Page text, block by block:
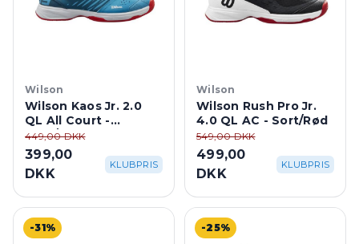
Wilson
Wilson Kaos Jr. 2.0
QL All Court -
Blue/Coral
449,00 DKK
399,00
DKK
KLUBPRIS
Wilson
Wilson Rush Pro Jr.
4.0 QL AC - Sort/Rød
549,00 DKK
499,00
DKK
KLUBPRIS
-31% -25%